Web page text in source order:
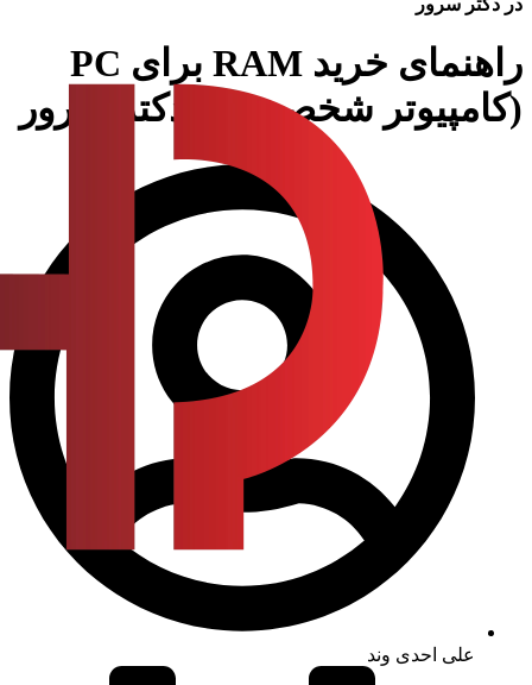
در دکتر سرور
راهنمای خرید RAM برای PC
(کامپیوتر شخصی) در دکتر سرور
علی احدی وند